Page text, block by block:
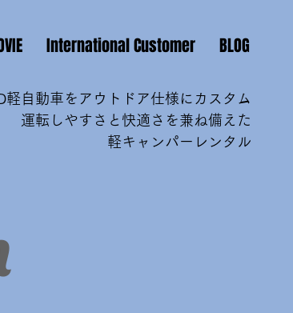
International Customer BLOG
軽自動車をアウトドア仕様にカスタム
運転しやすさと快適さを兼ね備えた
軽キャンパーレンタル